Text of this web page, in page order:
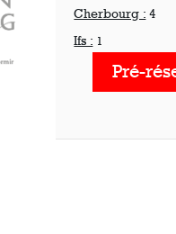
Cherbourg : 4
Ifs : 1
Pré-